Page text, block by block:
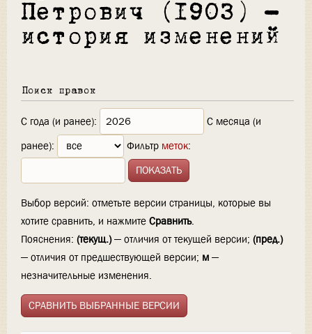
Петрович (1903) —
история изменений
Поиск правок
С года (и ранее):
С месяца (и
ранее):
Фильтр меток:
Выбор версий: отметьте версии страницы, которые вы
хотите сравнить, и нажмите Сравнить.
Пояснения: (текущ.)— отличия от текущей версии; (пред.)
— отличия от предшествующей версии; м —
незначительные изменения.